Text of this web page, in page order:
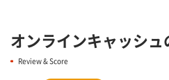
オンラインキャッシュ
Review & Score